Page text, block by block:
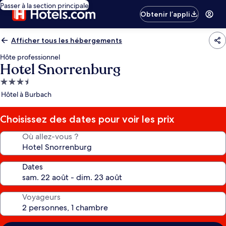
Passer à la section principale
Obtenir l’appli
Afficher tous les hébergements
Hôte professionnel
Hotel Snorrenburg
Hébergement
3.5 étoiles
Hôtel à Burbach
Choisissez des dates pour voir les prix
Où allez-vous ?
Dates
Voyageurs